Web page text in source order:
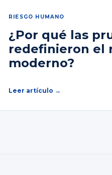
RIESGO HUMANO
¿Por qué las
redefinieron el
moderno?
Leer artículo →